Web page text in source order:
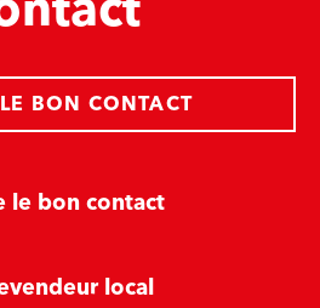
le bon contact
BON CONTACT
local